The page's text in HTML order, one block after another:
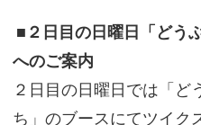
■２日目の日曜日「どう
へのご案内
２日目の日曜日では「ど
ち」のブースにてツイク